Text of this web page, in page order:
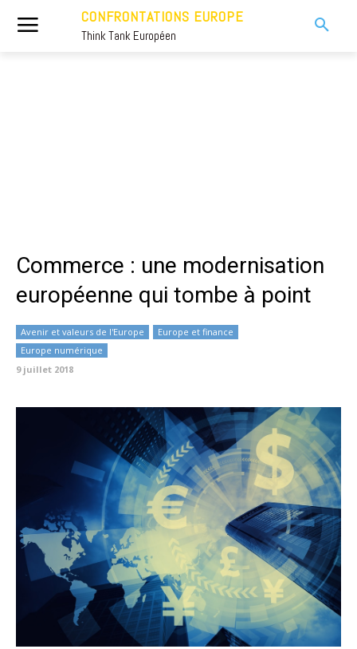
CONFRONTATIONS EUROPE
Think Tank Européen
Commerce : une modernisation
européenne qui tombe à point
Avenir et valeurs de l'Europe
Europe et finance
Europe numérique
9 juillet 2018